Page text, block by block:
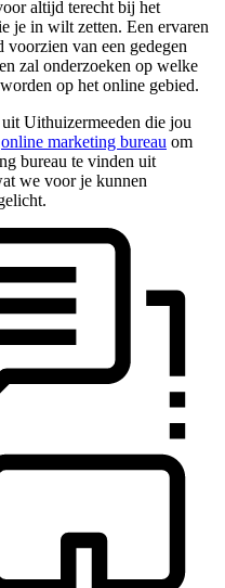
altijd terecht bij het
je in wilt zetten. Een ervaren
van een gedegen
zal onderzoeken op welke
op het online gebied.
Uithuizermeeden die jou
online marketing bureau om
bureau te vinden uit
we voor je kunnen